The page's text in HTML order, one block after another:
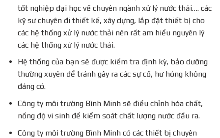
tốt nghiệp đại học về chuyên ngành xử lý nước thải…. các
kỹ sư chuyên đi thiết kế, xây dựng, lắp đặt thiết bị cho
các hệ thống xử lý nước thải nên rất am hiểu nguyên lý
các hệ thống xử lý nước thải.
Hệ thống của bạn sẽ được kiểm tra định kỳ, bảo dưỡng
thường xuyên để tránh gây ra các sự cố, hư hỏng không
đáng có.
Công ty môi trường Bình Minh sẽ điều chỉnh hóa chất,
nồng độ vi sinh để kiểm soát chất lượng nước đầu ra.
Công ty môi trường Bình Minh có các thiết bị chuyên